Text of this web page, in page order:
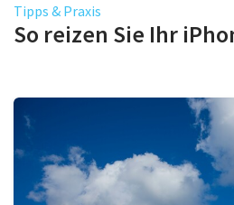
Tipps & Praxis
So reizen Sie Ihr